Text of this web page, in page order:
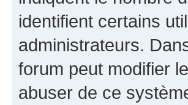
identifient certains
administrateurs.
forum peut modifier
abuser de ce